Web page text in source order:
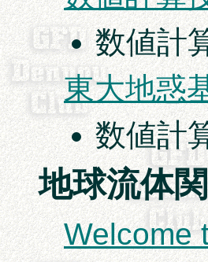
数値計
東大地惑
数値計
地球流体
Welcome